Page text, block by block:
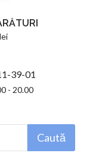
39-01
- 20.00
Caută